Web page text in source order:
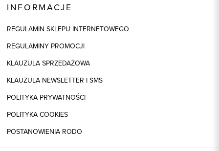
INFORMACJE
REGULAMIN SKLEPU INTERNETOWEGO
REGULAMINY PROMOCJI
KLAUZULA SPRZEDAŻOWA
KLAUZULA NEWSLETTER I SMS
POLITYKA PRYWATNOŚCI
POLITYKA COOKIES
POSTANOWIENIA RODO